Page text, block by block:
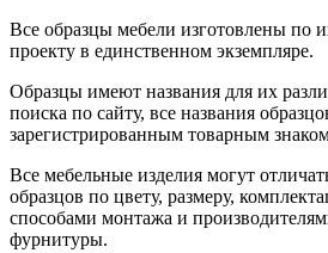
Все образцы мебели изготовлены по
проекту в единственном экземпляре.
Образцы имеют названия для их
поиска по сайту, все названия
зарегистрированным товарным
Все мебельные изделия могут
образцов по цвету, размеру,
способами монтажа и
фурнитуры.